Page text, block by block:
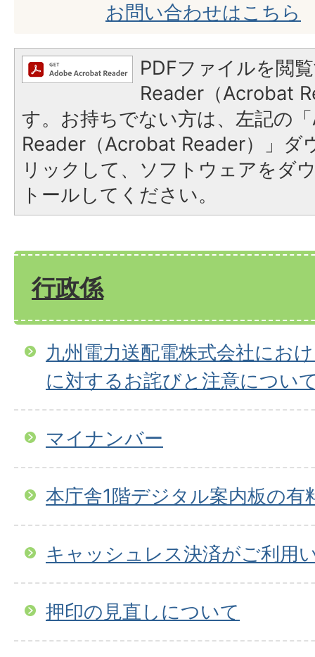
お問い合わせはこちら
PDFファイルを閲
Reader（Acrobat
す。お持ちでない方は、左記の
Reader（Acrobat Reader）」ダ
リックして、ソフトウェアをダ
トールしてください。
行政係
九州電力送配電株式会社にお
に対するお詫びと注意につい
マイナンバー
本庁舎1階デジタル案内板の有
キャッシュレス決済がご利用
押印の見直しについて